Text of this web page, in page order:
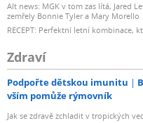
Alt news: MGK v tom zas lítá, Jared
zemřely Bonnie Tyler a Mary Morello
RECEPT: Perfektní letní kombinace,
Zdraví
Podpořte dětskou imunitu
vším pomůže rýmovník
Jak se zdravě zchladit v tropických